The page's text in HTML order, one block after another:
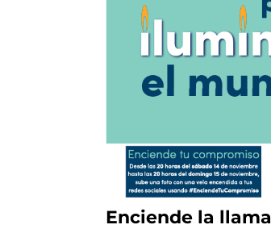
Enciende la llama